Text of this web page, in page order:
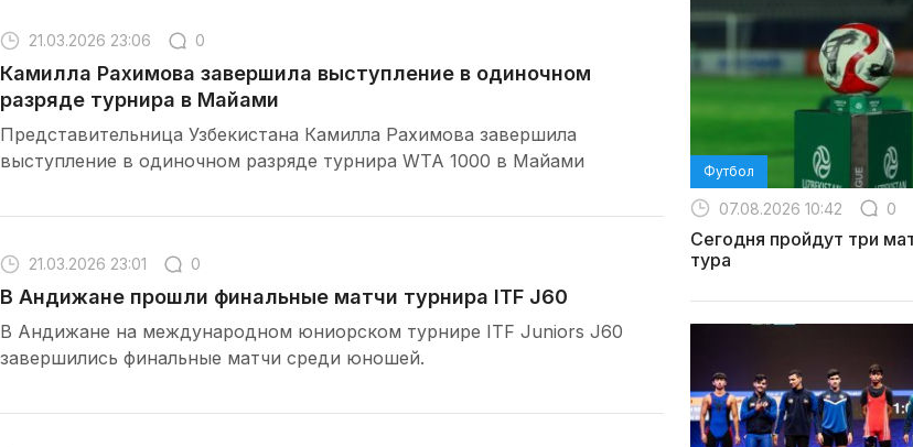
21.03.2026 23:06 0
Камилла Рахимова завершила выступление в одиночном
разряде турнира в Майами
Представительница Узбекистана Камилла Рахимова завершила
выступление в одиночном разряде турнира WTA 1000 в Майами
21.03.2026 23:01 0
В Андижане прошли финальные матчи турнира ITF J60
В Андижане на международном юниорском турнире ITF Juniors J60
завершились финальные матчи среди юношей.
Футбол
07.08.2026 10:42 0
Сегодня пройдут три
тура